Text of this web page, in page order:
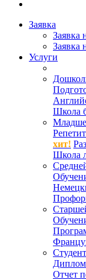
Заявка
Заявка
Заявка
Услуги
Школа
хит!
Школа
Отчет